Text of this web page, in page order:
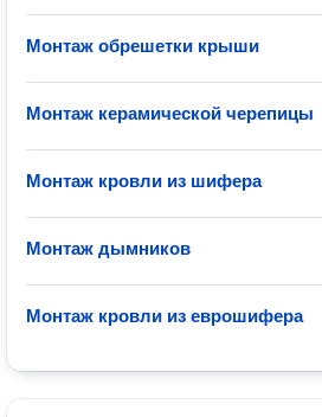
Монтаж обрешетки крыши
Монтаж керамической черепицы
Монтаж кровли из шифера
Монтаж дымников
Монтаж кровли из еврошифера